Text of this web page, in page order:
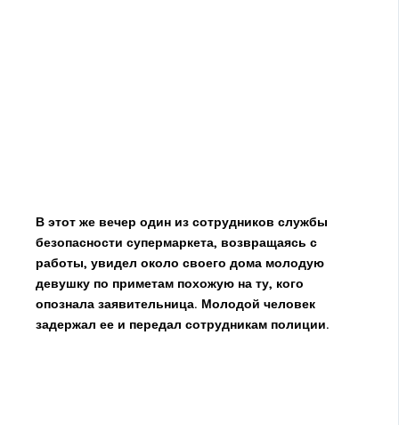
В этот же вечер один из сотрудников службы
безопасности супермаркета, возвращаясь с
работы, увидел около своего дома молодую
девушку по приметам похожую на ту, кого
опознала заявительница. Молодой человек
задержал ее и передал сотрудникам полиции.